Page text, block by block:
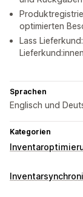
optimierten
Lass
Sprachen
Englisch und
Kategorien